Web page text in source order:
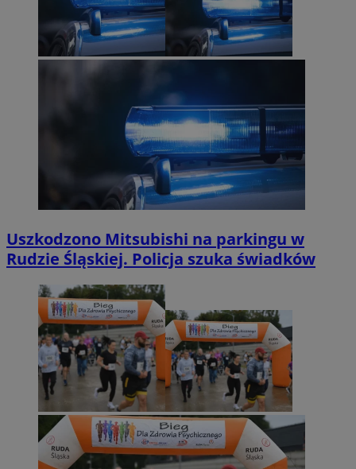
Uszkodzono Mitsubishi na parkingu w
Rudzie Śląskiej. Policja szuka świadków